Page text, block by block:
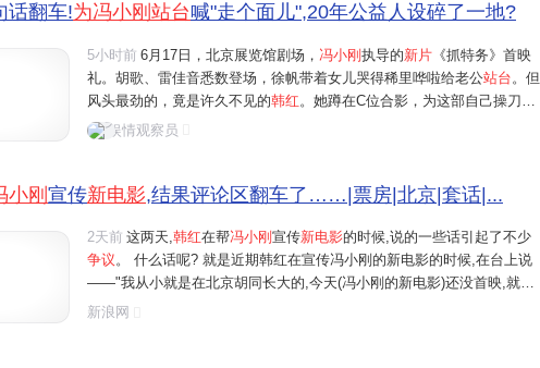
话翻车!为冯小刚站台喊"走个面儿",20年公益人设碎了一地?
5小时前 6月17日，北京展览馆剧场， 冯小刚 执导的新片 《抓特务》首映
礼。胡歌、雷佳音悉数登场，徐帆带着女儿哭得稀里哗啦给老公站台 。但
风头最劲的，竟是许久不见的韩红 。她蹲在C位合影，为这部自己操刀配
乐的作品吆喝得嗓子都破了音。冯小刚现场动情地说，请韩红作曲有两个
娱情观察员
小刚 宣传新电影,结果评论区翻车了……|票房|北京|套话|...
2天前 这两天,韩红在帮冯小刚 宣传新电影的时候,说的一些话引起了不少
争议。 什么话呢? 就是近期韩红在宣传冯小刚的新电影的时候,在台上说
——"我从小就是在北京胡同长大的,今天(冯小刚的新电影)还没首映,就先
在北京放头一场,咱们北京的兄弟姐妹,爷们娘们,都不能走个面?咱北京20
新浪网